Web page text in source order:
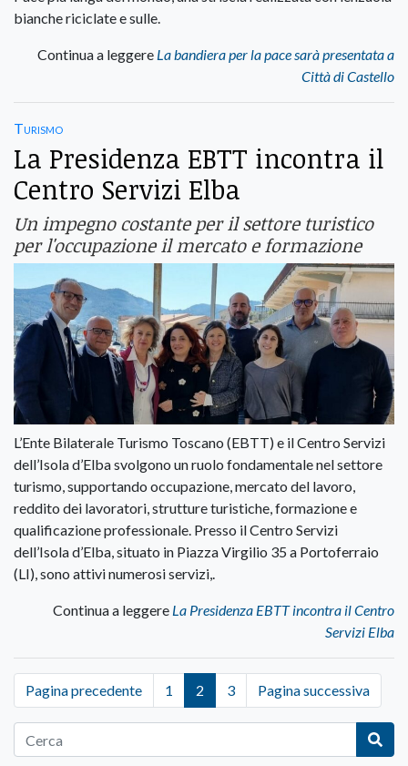
bianche riciclate e sulle.
Continua a leggere La bandiera per la pace sarà presentata a
Città di Castello
Turismo
La Presidenza EBTT incontra il
Centro Servizi Elba
Un impegno costante per il settore turistico
per l'occupazione il mercato e formazione
L’Ente Bilaterale Turismo Toscano (EBTT) e il Centro Servizi
dell’Isola d’Elba svolgono un ruolo fondamentale nel settore
turismo, supportando occupazione, mercato del lavoro,
reddito dei lavoratori, strutture turistiche, formazione e
qualificazione professionale. Presso il Centro Servizi
dell’Isola d’Elba, situato in Piazza Virgilio 35 a Portoferraio
(LI), sono attivi numerosi servizi,.
Continua a leggere La Presidenza EBTT incontra il Centro
Servizi Elba
Pagina precedente 1 2 3 Pagina successiva